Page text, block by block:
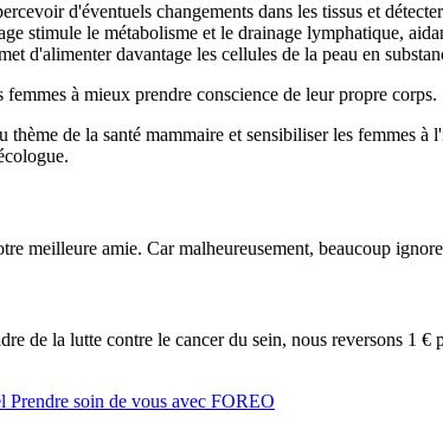
d'éventuels changements dans les tissus et
stimule le métabolisme et le drainage lymphatique,
d'alimenter davantage les cellules de la peau en
femmes à mieux prendre conscience de leur propre corps.
de la santé mammaire et sensibiliser les femmes
meilleure amie. Car malheureusement, beaucoup
de la lutte contre le cancer du sein, nous reversons
Prendre soin de vous avec FOREO